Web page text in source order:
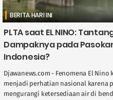
BERITA HARI INI
PLTA saat EL NINO:
Dampaknya pada
Indonesia?
Djawanews.com - Fenomena El Nino
menjadi perhatian nasional karena
mengurangi ketersediaan air di